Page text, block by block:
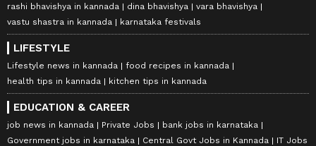
rashi bhavishya in kannada dina bhavishya
vara bhavishya
vastu shastra in kannada
karnataka festivals
LIFESTYLE
Lifestyle news in kannada
food recipes in kannada
health tips in kannada
kitchen tips in kannada
EDUCATION & CAREER
job news in kannada Private Jobs
bank jobs in karnataka
Government jobs in karnataka
Central Govt Jobs in Kannada IT Jobs